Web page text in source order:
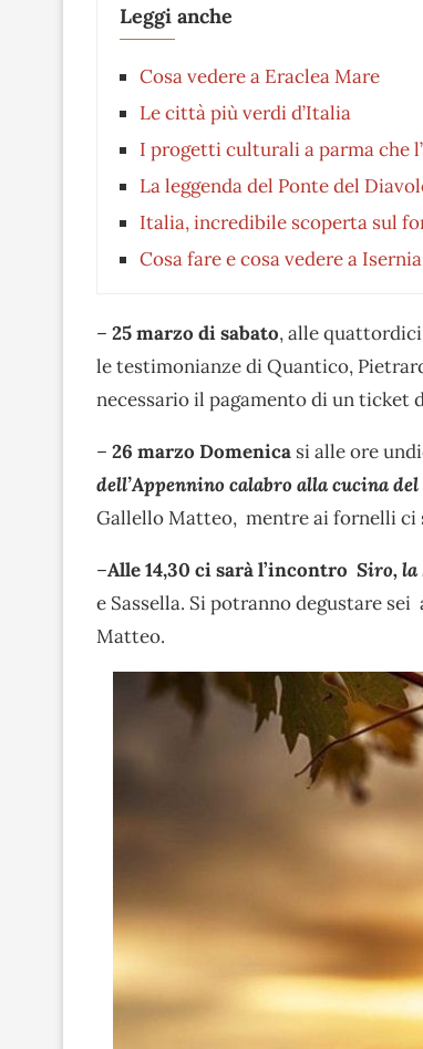
Leggi anche
Cosa vedere a Eraclea Mare
Le città più verdi d’Italia
I progetti culturali a parma che
La leggenda del Ponte del
Italia, incredibile scoperta sul
Cosa fare e cosa vedere a Isernia
– 25 marzo di sabato, alle quattordici
le testimonianze di Quantico,
necessario il pagamento di un ticket
– 26 marzo Domenica si alle ore
dell’Appennino calabro alla cucina
Gallello Matteo, mentre ai fornelli ci
–Alle 14,30 ci sarà l’incontro Siro, la
e Sassella. Si potranno degustare
Matteo.